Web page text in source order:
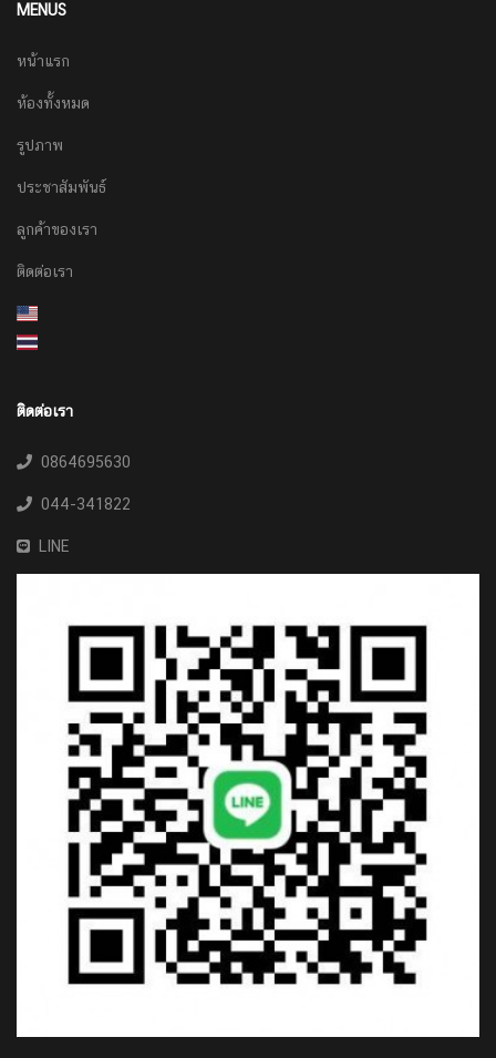
MENUS
หน้าแรก
ห้องทั้งหมด
รูปภาพ
ประชาสัมพันธ์
ลูกค้าของเรา
ติดต่อเรา
ติดต่อเรา
0864695630
044-341822
LINE